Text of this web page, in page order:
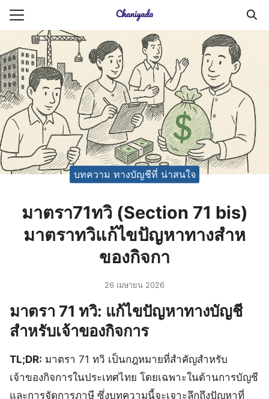
Skip
content
ยความเป็นส่วนตัว
ญชี (Accounting service)
ญชี (Accounting
Search
for:
บทความ ทางบัญชีที่ น่าสนใจ
มาตรา71ทวิ (Section 71 bis)
มาตราทวิแก้ไขปัญหาทางสำห
ของกิจกา
26 เมษายน 2026
มาตรา 71 ทวิ: แก้ไขปัญหาทางบัญชี
สำหรับเจ้าของกิจการ
TL;DR: มาตรา 71 ทวิ เป็นกฎหมายที่สำคัญสำหรับ
เจ้าของกิจการในประเทศไทย โดยเฉพาะในด้านการบัญชี
และการจัดการภาษี ซึ่งบทความนี้จะเจาะลึกถึงปัญหาที่